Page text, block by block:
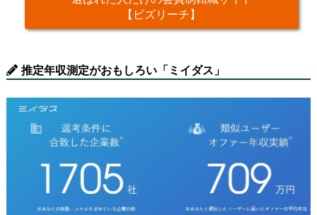
【ビズリーチ】
推定年収測定がおもしろい「ミイダス」